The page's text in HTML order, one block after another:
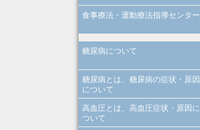
食事療法・運動療法指導センター
糖尿病について
糖尿病とは、糖尿病の症状・原因
について
高血圧とは、高血圧症状・原因に
ついて